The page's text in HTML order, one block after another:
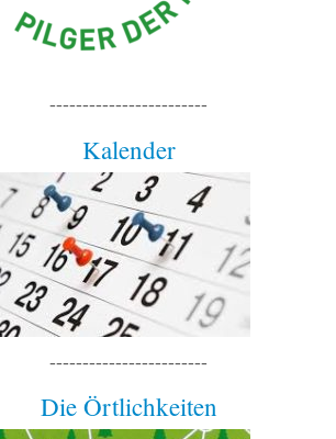
------------------------
Kalender
------------------------
Die Örtlichkeiten